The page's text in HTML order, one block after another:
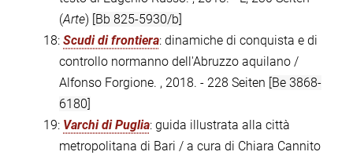
(Arte) [Bb 825-5930/b]
18: Scudi di frontiera: dinamiche di conquista e di
controllo normanno dell'Abruzzo aquilano /
Alfonso Forgione. , 2018. - 228 Seiten [Be 3868-
6180]
19: Varchi di Puglia: guida illustrata alla città
metropolitana di Bari / a cura di Chiara Cannito